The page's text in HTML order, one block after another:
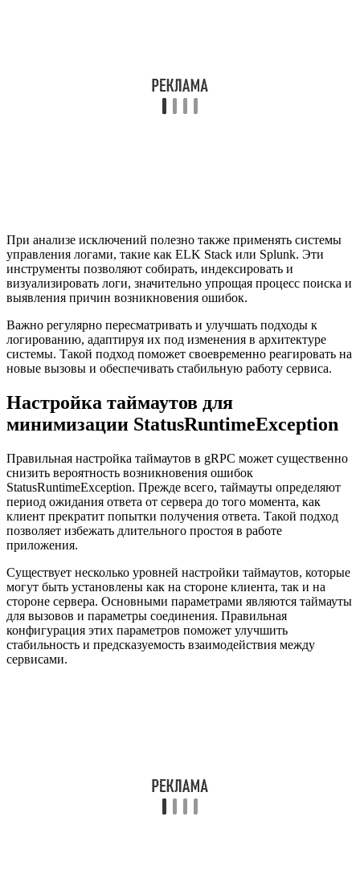
При анализе исключений полезно также применять системы
управления логами, такие как ELK Stack или Splunk. Эти
инструменты позволяют собирать, индексировать и
визуализировать логи, значительно упрощая процесс поиска и
выявления причин возникновения ошибок.
Важно регулярно пересматривать и улучшать подходы к
логированию, адаптируя их под изменения в архитектуре
системы. Такой подход поможет своевременно реагировать на
новые вызовы и обеспечивать стабильную работу сервиса.
Настройка таймаутов для
минимизации StatusRuntimeException
Правильная настройка таймаутов в gRPC может существенно
снизить вероятность возникновения ошибок
StatusRuntimeException. Прежде всего, таймауты определяют
период ожидания ответа от сервера до того момента, как
клиент прекратит попытки получения ответа. Такой подход
позволяет избежать длительного простоя в работе
приложения.
Существует несколько уровней настройки таймаутов, которые
могут быть установлены как на стороне клиента, так и на
стороне сервера. Основными параметрами являются таймауты
для вызовов и параметры соединения. Правильная
конфигурация этих параметров поможет улучшить
стабильность и предсказуемость взаимодействия между
сервисами.